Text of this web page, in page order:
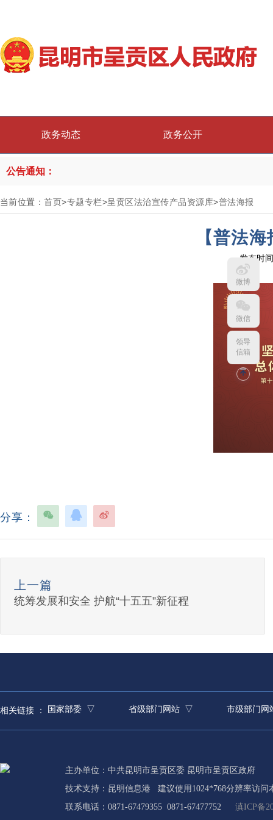
政务动态 政务公开
公告通知：
微博
微信
领导
信箱
当前位置：首页>专题专栏>呈贡区法治宣传产品资源库>普法海报
【普法
发布时
分享：
上一篇
​统筹发展和安全 护航“十五五”新征程
相关链接 ： 国家部委 ▽ 省级部门网站 ▽ 市级部门
主办单位：中共昆明市呈贡区委 昆明市呈贡区政府
技术支持： 昆明信息港 建议使用1024*768分辨率访问
联系电话：0871-67479355 0871-67477752
滇ICP备